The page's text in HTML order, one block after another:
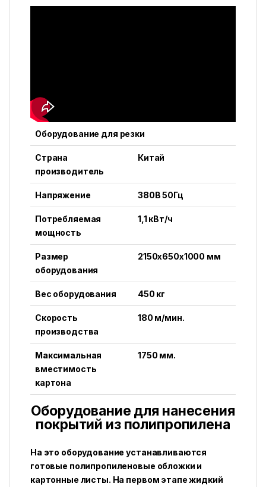
Оборудование для резки
Страна
производитель
Китай
Напряжение 380В 50Гц
Потребляемая
мощность
1,1 кВт/ч
Размер
оборудования
2150х650х1000 мм
Вес оборудования 450 кг
Скорость
производства
180 м/мин.
Максимальная
вместимость
картона
1750 мм.
Оборудование для нанесения
покрытий из полипропилена
На это оборудование устанавливаются
готовые полипропиленовые обложки и
картонные листы. На первом этапе жидкий